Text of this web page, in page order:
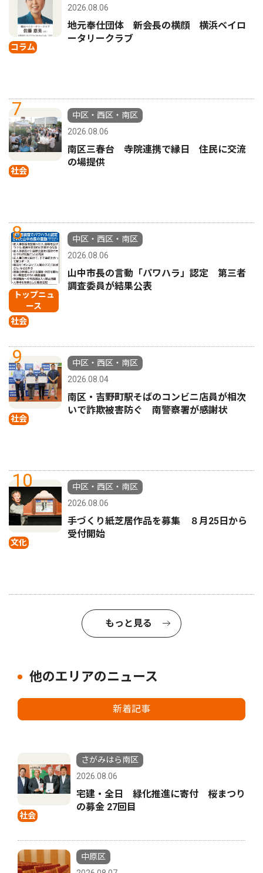
コラム
2026.08.06
地元奉仕団体 新会長の横顔 横浜ベイロ
ータリークラブ
7
社会
中区・西区・南区
2026.08.06
南区三春台 寺院連携で縁日 住民に交流
の場提供
8
トップニュ
ース
社会
中区・西区・南区
2026.08.06
山中市長の言動「パワハラ」認定 第三者
調査委員が結果公表
9
社会
中区・西区・南区
2026.08.04
南区・吉野町駅そばのコンビニ店員が相次
いで詐欺被害防ぐ 南警察署が感謝状
10
文化
中区・西区・南区
2026.08.06
手づくり紙芝居作品を募集 ８月25日から
受付開始
もっと見る
他のエリアのニュース
新着記事
社会
さがみはら南区
2026.08.06
宅建・全日 緑化推進に寄付 桜まつり
の募金 27回目
中原区